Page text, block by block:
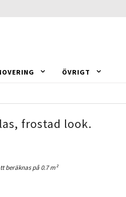
ÖVRIGT
frostad look.
beräknas på 0.7 m²